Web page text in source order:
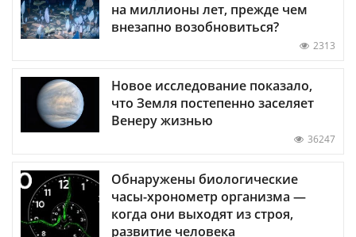
на миллионы лет, прежде чем
внезапно возобновиться?
2313
Новое исследование показало,
что Земля постепенно заселяет
Венеру жизнью
36247
Обнаружены биологические
часы-хронометр организма —
когда они выходят из строя,
развитие человека